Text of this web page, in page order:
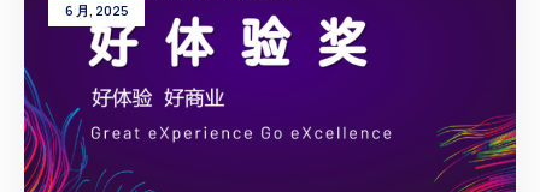
6 月, 2025